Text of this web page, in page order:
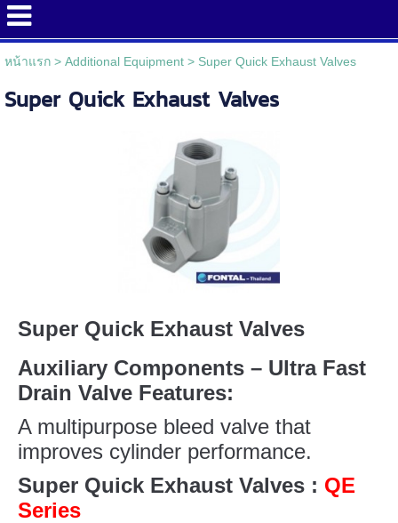
หน้าแรก> Additional Equipment> Super Quick Exhaust Valves
Super Quick Exhaust Valves
Super Quick Exhaust Valves
Auxiliary Components – Ultra Fast
Drain Valve Features:
A multipurpose bleed valve that
improves cylinder performance.
Super Quick Exhaust Valves : QE
Series